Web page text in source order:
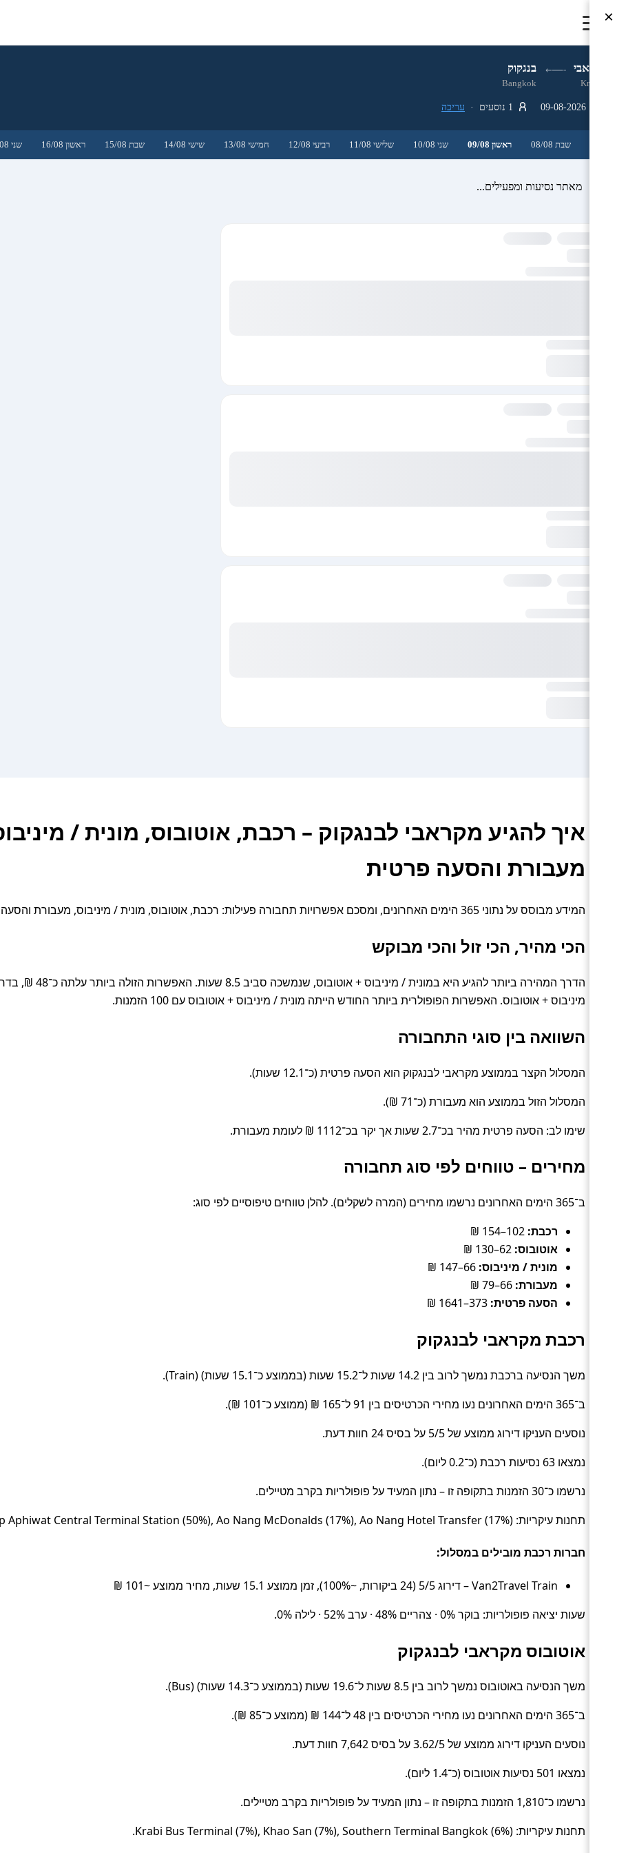
קראבי בנגקוק
Krabi
Bangkok
עריכה
שבת 08/08 ראשון 09/08 שני 10/08 שלישי 11/08 רביעי 12/08 חמישי 13/08 שישי 14/08 שבת 15/08 ראשון 16/08 שני 17/08
מאתר נסיעות ומפעילים...
איך להגיע מקראבי לבנגקוק – רכבת, אוטובוס, מונית /
מעבורת והסעה פרטית
המידע מבוסס על נתוני 365 הימים האחרונים, ומסכם אפשרויות תחבורה פעילות: רכבת, אוטובוס, מונית / מיניבוס, מעבורת והסעה פרטית.
הכי מהיר, הכי זול והכי מבוקש
הדרך המהירה ביותר להגיע היא במונית /
מיניבוס + אוטובוס. האפשרות הפופולרית ביותר החודש הייתה מונית / מיניבוס + אוטובוס עם 100 הזמנות.
השוואה בין סוגי התחבורה
המסלול הקצר בממוצע מקראבי לבנגקוק הוא הסעה פרטית (כ־12.1 שעות).
המסלול הזול בממוצע הוא מעבורת (כ־71 ₪).
שימו לב: הסעה פרטית מהיר בכ־2.7 שעות אך יקר בכ־1112 ₪ לעומת מעבורת.
מחירים – טווחים לפי סוג תחבורה
ב־365 הימים האחרונים נרשמו מחירים (המרה לשקלים). להלן טווחים טיפוסיים לפי סוג:
רכבת:
אוטובוס:
מונית / מיניבוס:
מעבורת:
הסעה פרטית:
רכבת מקראבי לבנגקוק
משך הנסיעה ברכבת נמשך לרוב בין 14.2 שעות ל־15.2 שעות (בממוצע כ־15.1 שעות) (Train).
ב־365 הימים האחרונים נעו מחירי הכרטיסים בין 91 ל־165 ₪ (ממוצע כ־101 ₪).
נוסעים העניקו דירוג ממוצע של 5/5 על בסיס 24 חוות דעת.
נמצאו 63 נסיעות רכבת (כ־0.2 ליום).
נרשמו כ־30 הזמנות בתקופה זו – נתון המעיד על פופולריות בקרב מטיילים.
תחנות עיקריות: Krung Thep Aphiwat Central Terminal Station (50%), Ao Nang McDonalds (17%), Ao Nang Hotel Transfer (17%).
חברות רכבת מובילים במסלול:
Van2Travel Train – דירוג 5/5 (24 ביקורות, ~100%), זמן ממוצע 15.1 שעות, מחיר ממוצע ~101 ₪
שעות יציאה פופולריות: בוקר 0% · צהריים 48% · ערב 52% · לילה 0%.
אוטובוס מקראבי לבנגקוק
משך הנסיעה באוטובוס נמשך לרוב בין 8.5 שעות ל־19.6 שעות (בממוצע כ־14.3 שעות) (Bus).
ב־365 הימים האחרונים נעו מחירי הכרטיסים בין 48 ל־144 ₪ (ממוצע כ־85 ₪).
נוסעים העניקו דירוג ממוצע של 3.62/5 על בסיס 7,642 חוות דעת.
נמצאו 501 נסיעות אוטובוס (כ־1.4 ליום).
נרשמו כ־1,810 הזמנות בתקופה זו – נתון המעיד על פופולריות בקרב מטיילים.
תחנות עיקריות: Krabi Bus Terminal (7%), Khao San (7%), Southern Terminal Bangkok (6%).
×